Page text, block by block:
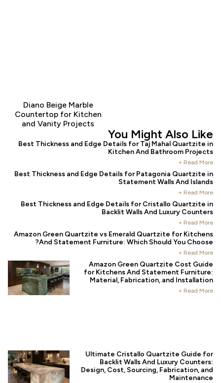
Diano Beige Marble
Countertop for Kitchen
and Vanity Projects
You Might Also
Best Thickness and Edge Details for Taj Mahal
Kitchen And Bathroom
Read
Best Thickness and Edge Details for Patagonia
Statement Walls And
Read
Best Thickness and Edge Details for Cristallo
Backlit Walls And Luxury
Read
Amazon Green Quartzite vs Emerald Quartzite for
And Statement Furniture: Which Should You
Read
Amazon Green Quartzite Cost
for Kitchens And Statement
Material, Fabrication, and
Read
Ultimate Cristallo Quartzite
Backlit Walls And Luxury
Design, Cost, Sourcing, Fabrication,